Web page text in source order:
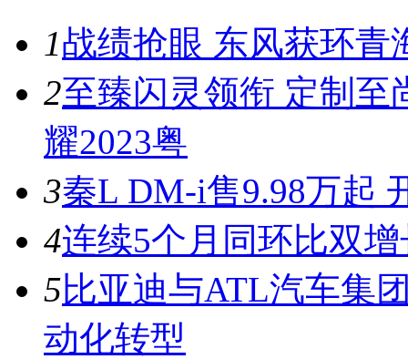
1战绩抢眼 东风获环青
2至臻闪灵领衔 定制至
耀2023粤
3秦L DM-i售9.98万起
4连续5个月同环比双
5比亚迪与ATL汽车集
动化转型